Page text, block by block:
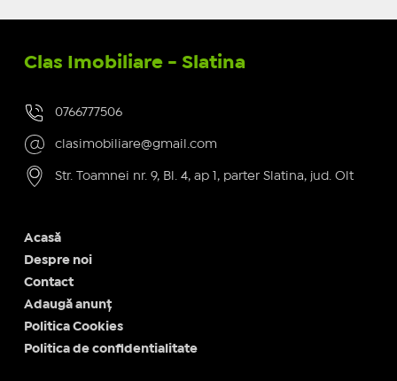
Clas Imobiliare - Slatina
0766777506
clasimobiliare@gmail.com
Str. Toamnei nr. 9, Bl. 4, ap 1, parter Slatina, jud. Olt
Acasă
Despre noi
Contact
Adaugă anunț
Politica Cookies
Politica de confidentialitate